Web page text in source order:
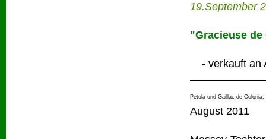
19.September
"Gracieuse
- verkauft
Petula und Gaillac de Colonia,
August 2011